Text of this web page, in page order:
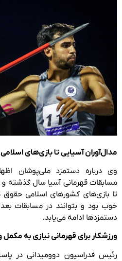
مدال‌آوران آسیایی تا بازی‌های
وی درباره دستمزد ملی‌پوشان
مسابقات قهرمانی آسیا سال گذشته و
تا بازی‌های کشورهای اسلامی حقوق
خوب بود و بتوانند در مسابقات
دستمزدها ادامه می‌یابد.
ورزشکار برای قهرمانی نیازی به مکمل
رئیس فدراسیون دوومیدانی در